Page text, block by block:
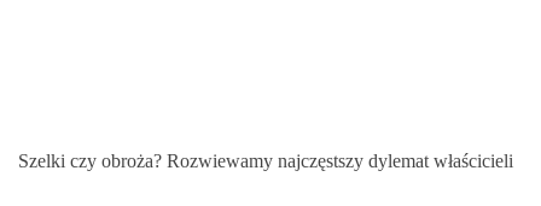
Szelki czy obroża? Rozwiewamy najczęstszy dylemat właścicieli